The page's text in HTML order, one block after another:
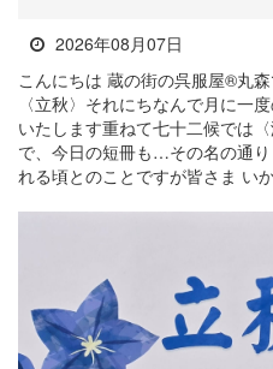
2026年08月07日
こんにちは 蔵の街の呉服屋®丸
〈立秋〉それにちなんで月に一
いたします重ねて七十二候では
で、今日の短冊も…その名の通
れる頃とのことですが皆さま い